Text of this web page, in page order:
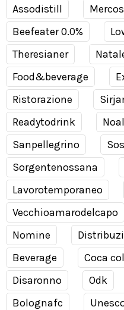
Assodistill
Beefeater 0.0%
Theresianer
Food&beverage
Ristorazione
Readytodrink
Sanpellegrino
Sorgentenossana
Lavorotemporaneo
Vecchioamarodelcapo
Nomine
Beverage
Coca
Disaronno
Odk
Bolognafc